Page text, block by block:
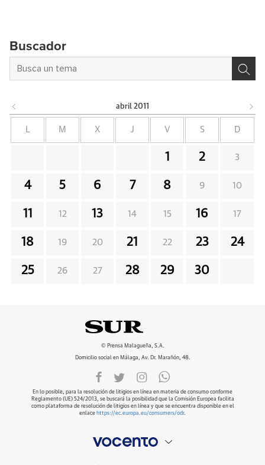
Buscador
abril 2011
L M X J V S D
1 2 3
4 5 6 7 8 9 10
11 12 13 14 15 16 17
18 19 20 21 22 23 24
25 26 27 28 29 30
© Prensa Malagueña, S.A.
Domicilio social en Málaga, Av. Dr. Marañón, 48.
En lo posible, para la resolución de litigios en línea en materia de consumo conforme
Reglamento (UE) 524/2013, se buscará la posibilidad que la Comisión Europea facilita
como plataforma de resolución de litigios en línea y que se encuentra disponible en el
enlace https://ec.europa.eu/consumers/odr.